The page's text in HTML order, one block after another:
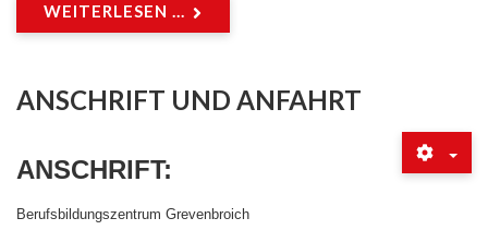
WEITERLESEN ...
ANSCHRIFT UND ANFAHRT
ANSCHRIFT:
Berufsbildungszentrum Grevenbroich